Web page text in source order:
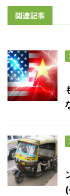
関連記事